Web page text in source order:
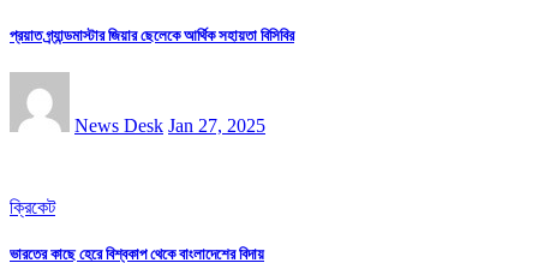
প্রয়াত গ্র্যান্ডমাস্টার জিয়ার ছেলেকে আর্থিক সহায়তা বিসিবির
News Desk Jan 27, 2025
ক্রিকেট
ভারতের কাছে হেরে বিশ্বকাপ থেকে বাংলাদেশের বিদায়